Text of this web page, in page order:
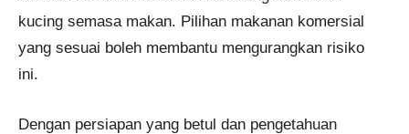
kucing semasa makan. Pilihan makanan komersial
yang sesuai boleh membantu mengurangkan risiko
ini.
Dengan persiapan yang betul dan pengetahuan